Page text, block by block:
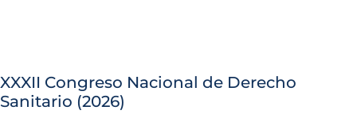
XXXII Congreso Nacional de Derecho
Sanitario (2026)